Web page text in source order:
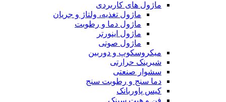
ماژول های کاربردی
ماژول تغذیه، ولتاژ و جریان
ماژول دما و رطوبت
ماژول اینورتر
ماژول صوتی
میکروسکوپ و دوربین
شیرینک حرارتی
سشوار صنعتی
دما سنج و رطوبت سنج
کیس پاوربانک
فن و هیت سینک